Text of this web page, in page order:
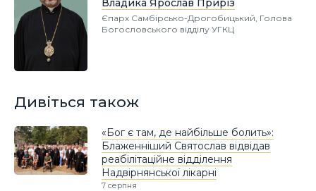
Єпарх Самбірсько-Дрогобицький, Голова
Богословського відділу УГКЦ
Дивіться також
«Бог є там, де найбільше болить»:
Блаженніший Святослав відвідав
реабілітаційне відділення
Надвірнянської лікарні
7 серпня